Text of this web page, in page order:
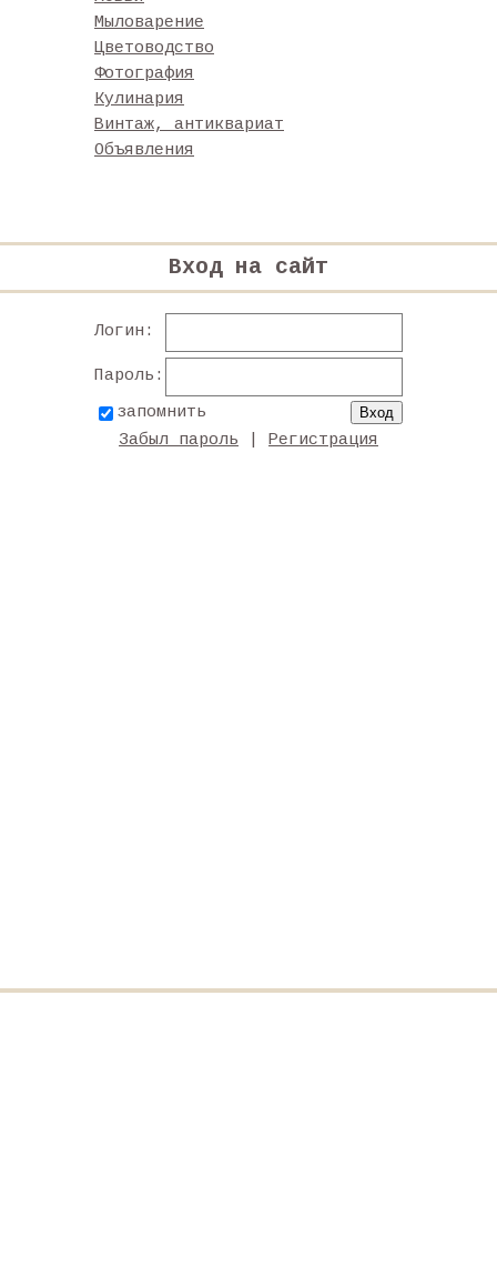
Мыловарение
Цветоводство
Фотография
Кулинария
Винтаж, антиквариат
Объявления
Вход на сайт
Логин:
Пароль:
запомнить
Забыл пароль
Регистрация